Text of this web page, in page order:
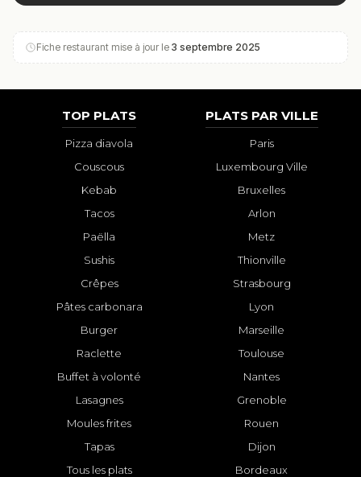
Fiche restaurant mise à jour le 3 septembre 2025
TOP PLATS
Pizza diavola
Couscous
Kebab
Tacos
Paëlla
Sushis
Crêpes
Pâtes carbonara
Burger
Raclette
Buffet à volonté
Lasagnes
Moules frites
Tapas
Tous les plats
PLATS PAR VILLE
Paris
Luxembourg Ville
Bruxelles
Arlon
Metz
Thionville
Strasbourg
Lyon
Marseille
Toulouse
Nantes
Grenoble
Rouen
Dijon
Bordeaux